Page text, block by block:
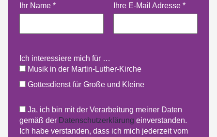
Ihr Name * Ihre E-Mail Adresse *
Ich interessiere mich für …
Musik in der Martin-Luther-Kirche
Gottesdienst für Große und Kleine
Ja, ich bin mit der Verarbeitung meiner Daten
gemäß der Datenschutzerklärung einverstanden.
Ich habe verstanden, dass ich mich jederzeit vom